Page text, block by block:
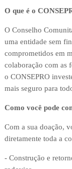
O que é o
O Conselho
uma entidade sem
comprometidos em
colaboração com as
o CONSEPRO
mais seguro para
Como você pode
Com a sua doação,
diretamente toda a
- Construção e